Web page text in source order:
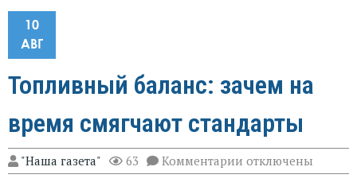
10
АВГ
Топливный баланс: зачем на
время смягчают стандарты
"Наша газета" 63 Комментарии к
записи
отключены